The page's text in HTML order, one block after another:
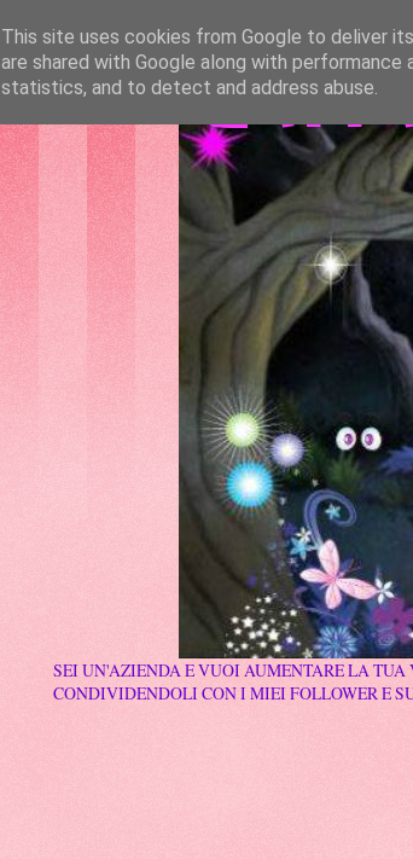
SEI UN'AZIENDA E VUOI AUMENTARE LA
CONDIVIDENDOLI CON I MIEI FOLLOWER E
This site uses cookies from Google to deliver
are shared with Google along with
statistics, and to detect and address abuse.